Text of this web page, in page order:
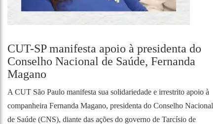
CUT-SP manifesta apoio à presidenta do
Conselho Nacional de Saúde, Fernanda
Magano
A CUT São Paulo manifesta sua solidariedade e irrestrito apoio à
companheira Fernanda Magano, presidenta do Conselho Nacional
de Saúde (CNS), diante das ações do governo de Tarcísio de